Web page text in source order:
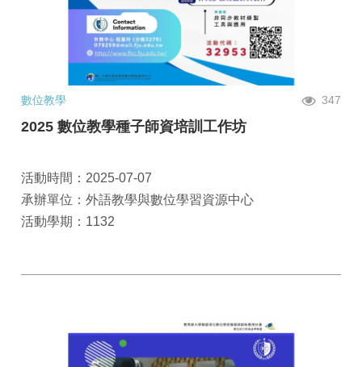
數位教學 347
2025 數位教學種子師資培訓工作坊
活動時間：2025-07-07
承辦單位：外語教學與數位學習資源中心
活動學期：1132